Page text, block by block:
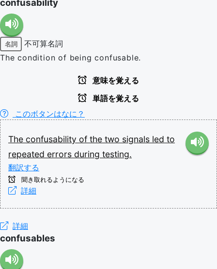
confusability
名詞
不可算名詞
The condition of being confusable.
意味を覚える
単語を覚える
このボタンはなに？
The confusability of the two signals led to
repeated errors during testing.
翻訳する
聞き取れるようになる
詳細
詳細
confusables